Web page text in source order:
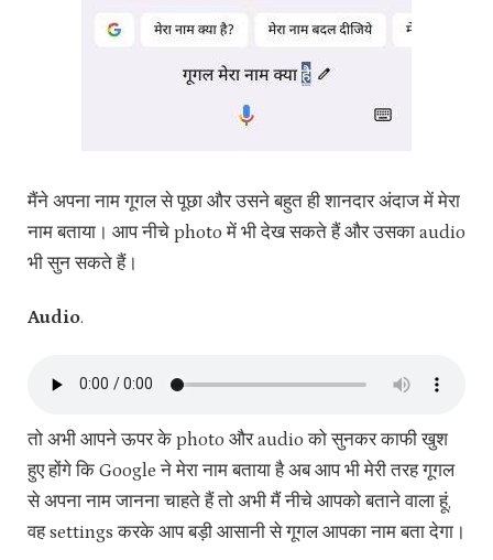
मैंने अपना नाम गूगल से पूछा और उसने बहुत ही शानदार अंदाज में मेरा
नाम बताया। आप नीचे photo में भी देख सकते हैं और उसका audio
भी सुन सकते हैं।
Audio.
तो अभी आपने ऊपर के photo और audio को सुनकर काफी खुश
हुए होंगे कि Google ने मेरा नाम बताया है अब आप भी मेरी तरह गूगल
से अपना नाम जानना चाहते हैं तो अभी मैं नीचे आपको बताने वाला हूं,
वह settings करके आप बड़ी आसानी से गूगल आपका नाम बता देगा।